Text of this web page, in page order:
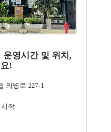
운영시간 및 위치,
!
의병로 227-1
작